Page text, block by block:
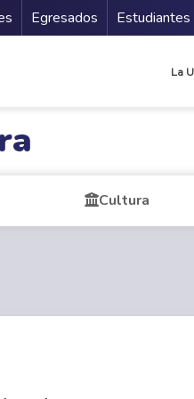
Secundario
Egresados Estudiantes
La
Cultura